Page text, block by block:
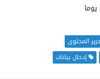
المحتوى
إدخال بيانات